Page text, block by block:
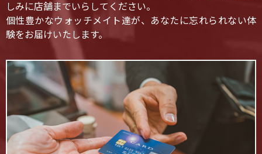
しみに店舗までいらしてください。
個性豊かなウォッチメイト達が、あなたに忘れられない体
験をお届けいたします。